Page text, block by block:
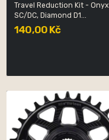
Travel Reduction Kit - Onyx
SC/DC, Diamond D1...
140,00 Kč